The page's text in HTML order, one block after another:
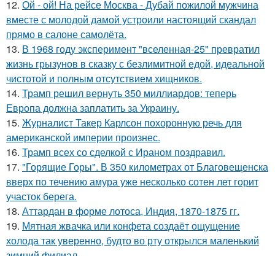
12. Ой - ой! На рейсе Москва - Дубай пожилой мужчина
вместе с молодой дамой устроили настоящий скандал
прямо в салоне самолёта.
13. В 1968 году эксперимент "вселенная-25" превратил
жизнь грызунов в сказку с безлимитной едой, идеальной
чистотой и полным отсутствием хищников.
14. Трамп решил вернуть 350 миллиардов: теперь
Европа должна заплатить за Украину.
15. Журналист Такер Карлсон похоронную речь для
американской империи произнес.
16. Трамп всех со сделкой с Ираном поздравил.
17. "Горящие Горы". В 350 километрах от Благовещенска
вверх по течению амура уже несколько сотен лет горит
участок берега.
18. Аттардан в форме лотоса, Индия, 1870-1875 гг.
19. Мятная жвачка или конфета создаёт ощущение
холода так уверенно, будто во рту открылся маленький